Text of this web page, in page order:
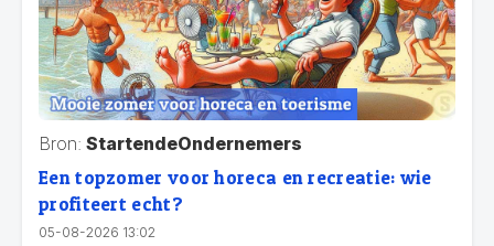
Bron: StartendeOndernemers
Een topzomer voor horeca en recreatie: wie
profiteert echt?
05-08-2026 13:02